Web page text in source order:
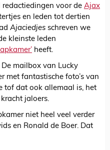
redactiedingen voor de Ajax
en leden tot dertien
Ajaciedjes schreven we
kleinste leden
heeft.
mailbox van Lucky
met fantastische foto’s van
tof dat ook allemaal is, het
jaloers.
niet heel veel verder
en Ronald de Boer. Dat